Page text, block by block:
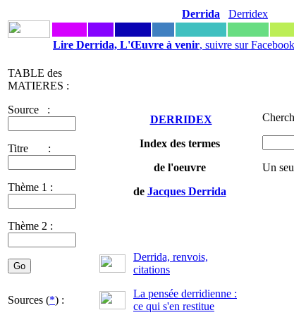
Derrida Derridex
Lire Derrida, L'Œuvre à venir, suivre sur Facebook
TABLE des
MATIERES :
Source :
Titre :
Thème 1 :
Thème 2 :
DERRIDEX
Index des termes
de l'oeuvre
de Jacques Derrida
Un
Derrida, renvois,
citations
Sources (*) :
La pensée derridienne :
ce qui s'en restitue